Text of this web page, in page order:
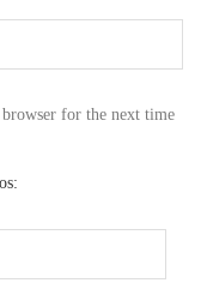
for the next time